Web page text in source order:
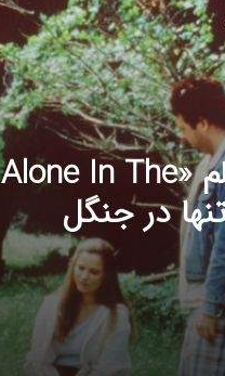
معرفی فیلم «Alone In The